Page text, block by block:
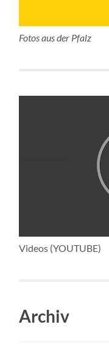
Fotos aus der Pfalz
Videos (YOUTUBE)
Archiv